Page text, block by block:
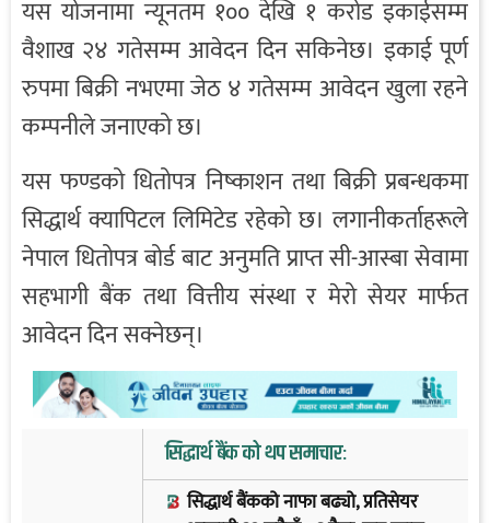
यस योजनामा न्यूनतम १०० देखि १ करोड इकाईसम्म
वैशाख २४ गतेसम्म आवेदन दिन सकिनेछ। इकाई पूर्ण
रुपमा बिक्री नभएमा जेठ ४ गतेसम्म आवेदन खुला रहने
कम्पनीले जनाएको छ।
यस फण्डको धितोपत्र निष्काशन तथा बिक्री प्रबन्धकमा
सिद्धार्थ क्यापिटल लिमिटेड रहेको छ। लगानीकर्ताहरूले
नेपाल धितोपत्र बोर्ड बाट अनुमति प्राप्त सी-आस्बा सेवामा
सहभागी बैंक तथा वित्तीय संस्था र मेरो सेयर मार्फत
आवेदन दिन सक्नेछन्।
सिद्धार्थ बैंक को थप समाचार:
सिद्धार्थ बैंकको नाफा बढ्यो, प्रतिसेयर